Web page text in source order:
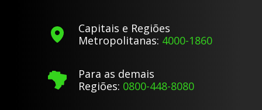
Capitais e Regiões
Metropolitanas: 4000-1860
Para as demais
Regiões: 0800-448-8080